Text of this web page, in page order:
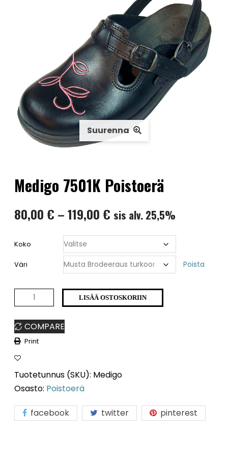
Suurenna
Medigo 7501K Poistoerä
80,00 € – 119,00 € Hintaluokka:
80,00 €
-
119,00 €
sis alv. 25,5%
Koko
Väri Poista
Medigo
poistoerä
LISÄÄ OSTOSKORIIN
COMPARE
Print
Tuotetunnus (SKU): Medigo
Osasto: Poistoerä
facebook twitter pinterest